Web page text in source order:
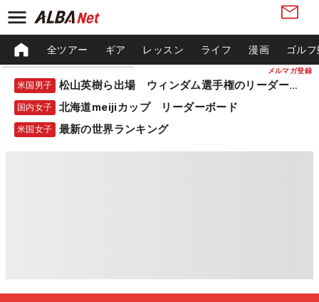
メルマガ登録
全ツアー ギア レッスン ライフ 漫画 ゴル
米国男子 松山英樹ら出場 ウィンダム選手権のリーダーボード
国内女子 北海道meijiカップ リーダーボード
米国女子 最新の世界ランキング